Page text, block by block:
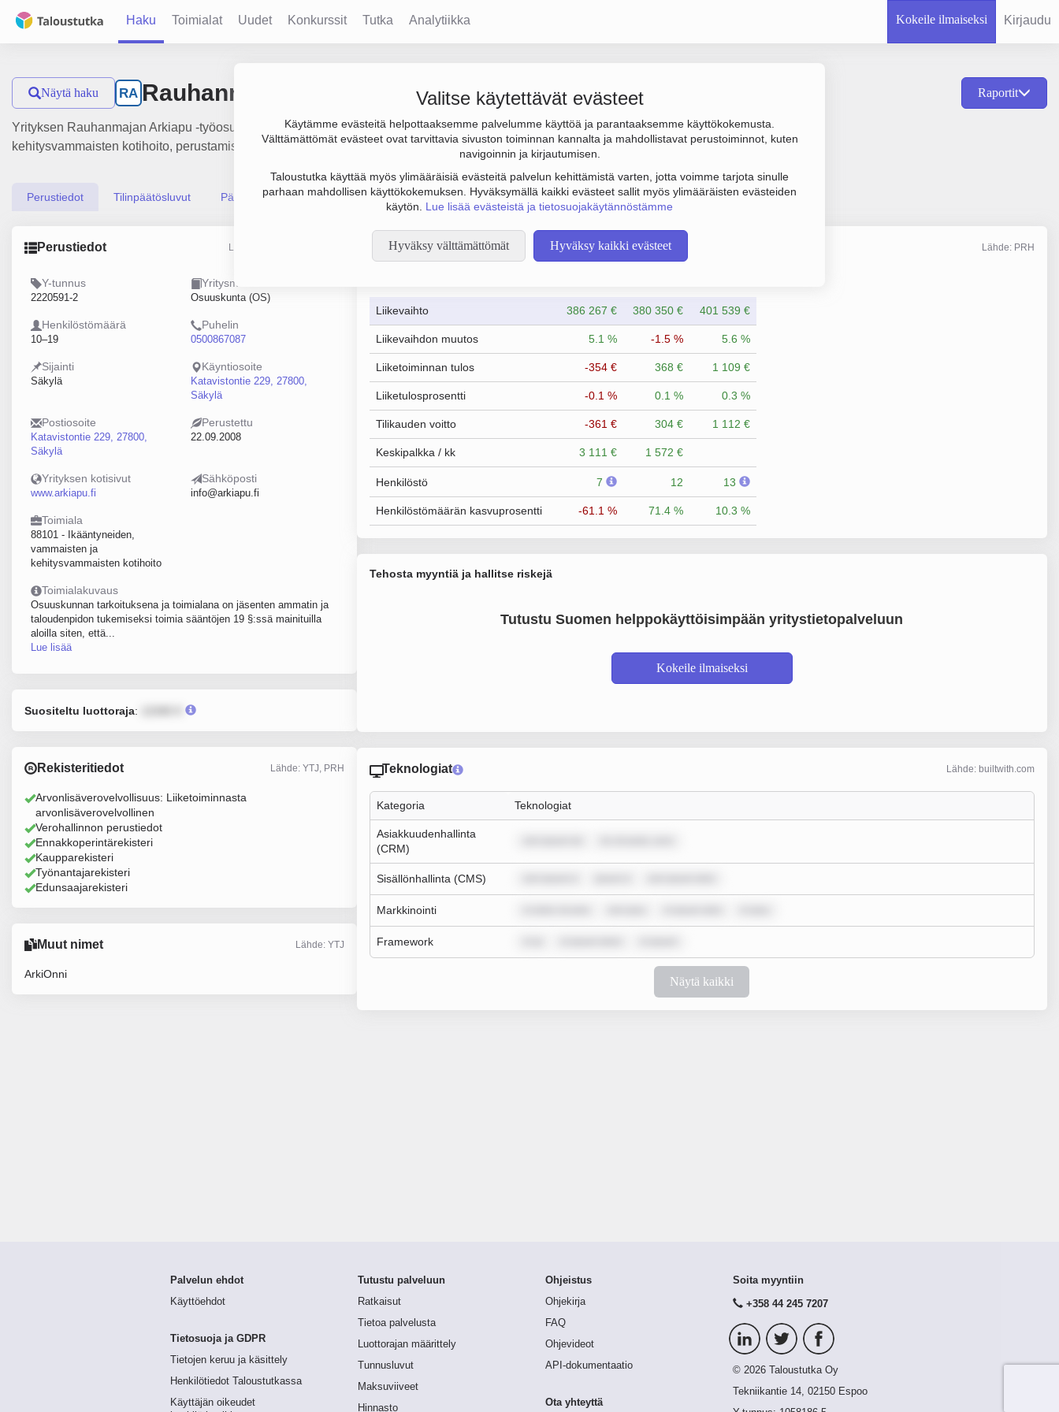
Haku Toimialat Uudet Konkurssit Tutka Analytiikka Kokeile ilmaiseksi Kirjaudu
Valitse käytettävät evästeet
Käytämme evästeitä helpottaaksemme palvelumme käyttöä ja parantaaksemme käyttökokemusta.
Välttämättömät evästeet ovat tarvittavia sivuston toiminnan kannalta ja mahdollistavat perustoiminnot, kuten
navigoinnin ja kirjautumisen.
Taloustutka käyttää myös ylimääräisiä evästeitä palvelun kehittämistä varten, jotta voimme tarjota sinulle
parhaan mahdollisen käyttökokemuksen. Hyväksymällä kaikki evästeet sallit myös ylimääräisten evästeiden
käytön. Lue lisää evästeistä ja tietosuojakäytännöstämme
Hyväksy välttämättömät Hyväksy kaikki evästeet
Näytä haku RA Rauhanmajan Arkiapu -työosuuskunta Raportit
Yrityksen Rauhanmajan Arkiapu -työosuuskunta liikevaihto on 402 000 € ja tulos 1 000 €. Sen päätoimiala on Ikääntyneiden, vammaisten ja
kehitysvammaisten kotihoito, perustamisvuosi 2008 ja sijainti Säkylä. Yrityksen yhtiömuoto Osuuskunta (OS).
Perustiedot Tilinpäätösluvut Päättäjätiedot
Perustiedot Lähde: YTJ, PRH, Traficom
Y-tunnus
2220591-2
Yritysmuoto
Osuuskunta (OS)
Henkilöstömäärä
10–19
Puhelin
0500867087
Sijainti
Säkylä
Käyntiosoite
Katavistontie 229, 27800,
Säkylä
Postiosoite
Katavistontie 229, 27800,
Säkylä
Perustettu
22.09.2008
Yrityksen kotisivut
www.arkiapu.fi
Sähköposti
info@arkiapu.fi
Toimiala
88101 - Ikääntyneiden,
vammaisten ja
kehitysvammaisten kotihoito
Toimialakuvaus
Osuuskunnan tarkoituksena ja toimialana on jäsenten ammatin ja
taloudenpidon tukemiseksi toimia sääntöjen 19 §:ssä mainituilla
aloilla siten, että...
Lue lisää
Suositeltu luottoraja:
Rekisteritiedot Lähde: YTJ, PRH
Arvonlisäverovelvollisuus: Liiketoiminnasta
arvonlisäverovelvollinen
Verohallinnon perustiedot
Ennakkoperintärekisteri
Kaupparekisteri
Työnantajarekisteri
Edunsaajarekisteri
Muut nimet Lähde: YTJ
ArkiOnni
Taloustiedot Lähde: PRH
Liikevaihto 386 267 € 380 350 € 401 539 €
Liikevaihdon muutos 5.1 % -1.5 % 5.6 %
Liiketoiminnan tulos -354 € 368 € 1 109 €
Liiketulosprosentti -0.1 % 0.1 % 0.3 %
Tilikauden voitto -361 € 304 € 1 112 €
Keskipalkka / kk 3 111 € 1 572 €
Henkilöstö 7 12 13
Henkilöstömäärän kasvuprosentti -61.1 % 71.4 % 10.3 %
Tehosta myyntiä ja hallitse riskejä
Tutustu Suomen helppokäyttöisimpään yritystietopalveluun
Kokeile ilmaiseksi
Teknologiat Lähde: builtwith.com
Kategoria Teknologiat
Asiakkuudenhallinta
(CRM)
Sisällönhallinta (CMS)
Markkinointi
Framework
Näytä kaikki
Palvelun ehdot
Käyttöehdot
Tietosuoja ja GDPR
Tietojen keruu ja käsittely
Henkilötiedot Taloustutkassa
Käyttäjän oikeudet
Tutustu palveluun
Ratkaisut
Tietoa palvelusta
Luottorajan määrittely
Tunnusluvut
Maksuviiveet
Hinnasto
Ohjeistus
Ohjekirja
FAQ
Ohjevideot
API-dokumentaatio
Ota yhteyttä
Soita myyntiin
+358 44 245 7207
© 2026 Taloustutka Oy
Tekniikantie 14, 02150 Espoo